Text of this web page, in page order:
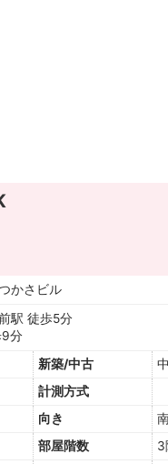
かさビル
駅 徒歩5分
9分
新築/中古
計測方式
向き
部屋階数
3